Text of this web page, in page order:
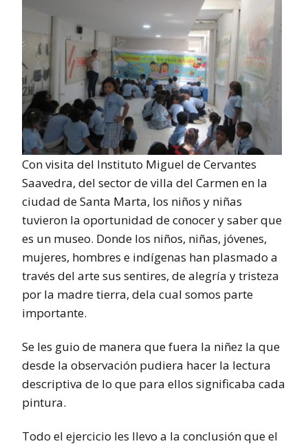
Con visita del Instituto Miguel de Cervantes
Saavedra, del sector de villa del Carmen en la
ciudad de Santa Marta, los niños y niñas
tuvieron la oportunidad de conocer y saber que
es un museo. Donde los niños, niñas, jóvenes,
mujeres, hombres e indígenas han plasmado a
través del arte sus sentires, de alegría y tristeza
por la madre tierra, dela cual somos parte
importante.
Se les guio de manera que fuera la niñez la que
desde la observación pudiera hacer la lectura
descriptiva de lo que para ellos significaba cada
pintura.
Todo el ejercicio les llevo a la conclusión que el